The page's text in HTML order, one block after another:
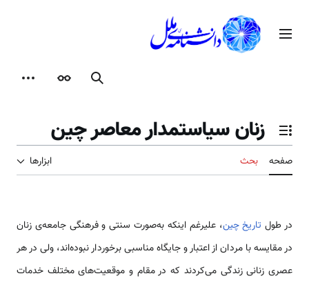
محتوامنوی اصلی
جستجوظاهر
تغییر وضعیت فهرست محتویات
زنان سیاستمدار معاصر چین
صفحه بحث ابزارها
در طول تاریخ چین، علی­رغم این­که به‌­صورت سنتی و فرهنگی جامعه­‌ی زنان
در مقایسه با مردان از اعتبار و جایگاه مناسبی برخوردار نبوده­‌اند، ولی در هر
عصری زنانی زندگی می­‌کردند که در مقام و موقعیت­‌‌های مختلف خدمات